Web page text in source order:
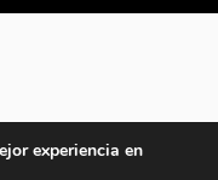
experiencia en